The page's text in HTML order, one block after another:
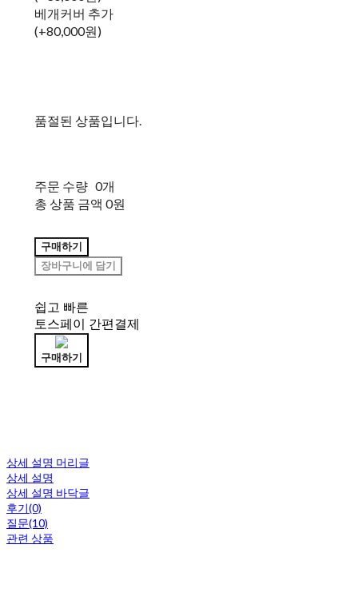
베개커버 추가
(+80,000원)
품절된 상품입니다.
주문 수량 0개
총 상품 금액 0원
구매하기
장바구니에 담기
쉽고 빠른
토스페이 간편결제
구매하기
상세 설명 머리글
상세 설명
상세 설명 바닥글
후기(0)
질문(10)
관련 상품